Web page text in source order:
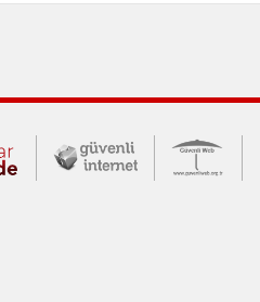
İletişim Merkezi
Çocuklar Güvende (yeni
Güvenli